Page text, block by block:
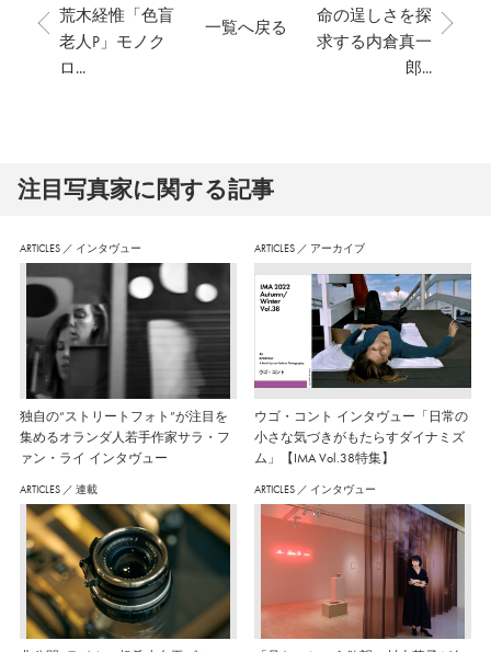
荒木経惟「色盲
老人P」モノク
ロ...
命の逞しさを探
求する内倉真一
郎...
一覧へ戻る
注⽬写真家に関する記事
ARTICLES ／ インタヴュー
独自の“ストリートフォト”が注目を
集めるオランダ人若手作家サラ・フ
ァン・ライ インタヴュー
ARTICLES ／ アーカイブ
ウゴ・コント インタヴュー「日常の
小さな気づきがもたらすダイナミズ
ム」【IMA Vol.38特集】
ARTICLES ／ 連載 ARTICLES ／ インタヴュー